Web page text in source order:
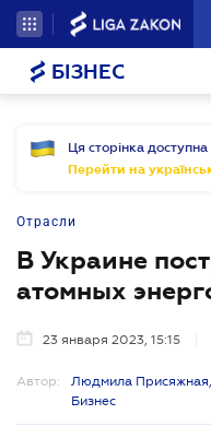
БІЗНЕС
Ця сторінка
Перейти на
Отрасли
В Украине
атомных
23 января 2023, 15:15
Автор:
Людмила
Бизнес